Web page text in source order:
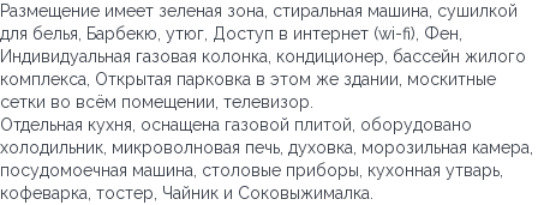
Размещение имеет зеленая зона, стиральная машина, сушилкой
для белья, Барбекю, утюг, Доступ в интернет (wi-fi), Фен,
Индивидуальная газовая колонка, кондиционер, бассейн жилого
комплекса, Открытая парковка в этом же здании, москитные
сетки во всём помещении, телевизор.
Отдельная кухня, оснащена газовой плитой, оборудовано
холодильник, микроволновая печь, духовка, морозильная камера,
посудомоечная машина, столовые приборы, кухонная утварь,
кофеварка, тостер, Чайник и Соковыжималка.